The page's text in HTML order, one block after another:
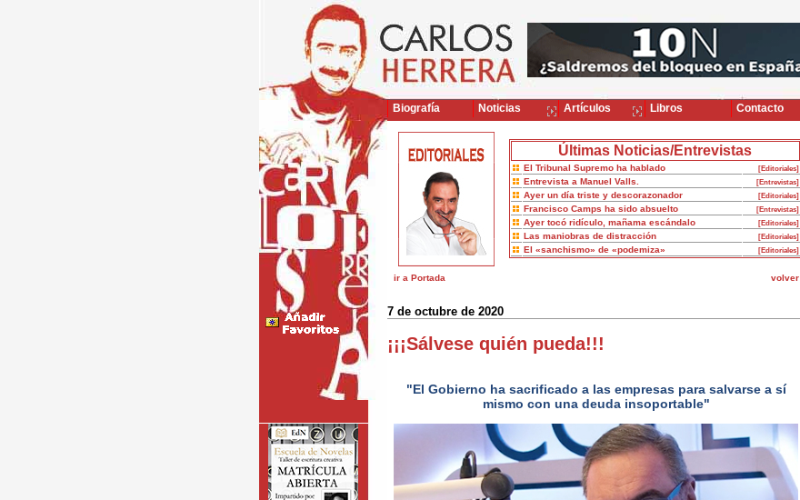
Últimas Noticias/Entrevistas
El Tribunal Supremo ha hablado [Editoriales]
Entrevista a Manuel Valls. [Entrevistas]
Ayer un día triste y descorazonador [Editoriales]
Francisco Camps ha sido absuelto [Entrevistas]
Ayer tocó ridículo, mañama escándalo [Editoriales]
Las maniobras de distracción [Editoriales]
El «sanchismo» de «podemiza» [Editoriales]
ir a Portada volver
7 de octubre de 2020
¡¡¡Sálvese quién pueda!!!
"El Gobierno ha sacrificado a las empresas para salvarse a sí
mismo con una deuda insoportable"
Biografía Noticias Artículos Libros Contacto